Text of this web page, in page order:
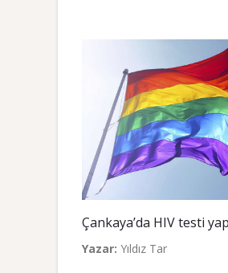
Çankaya’da HIV testi
Yazar: Yıldız Tar